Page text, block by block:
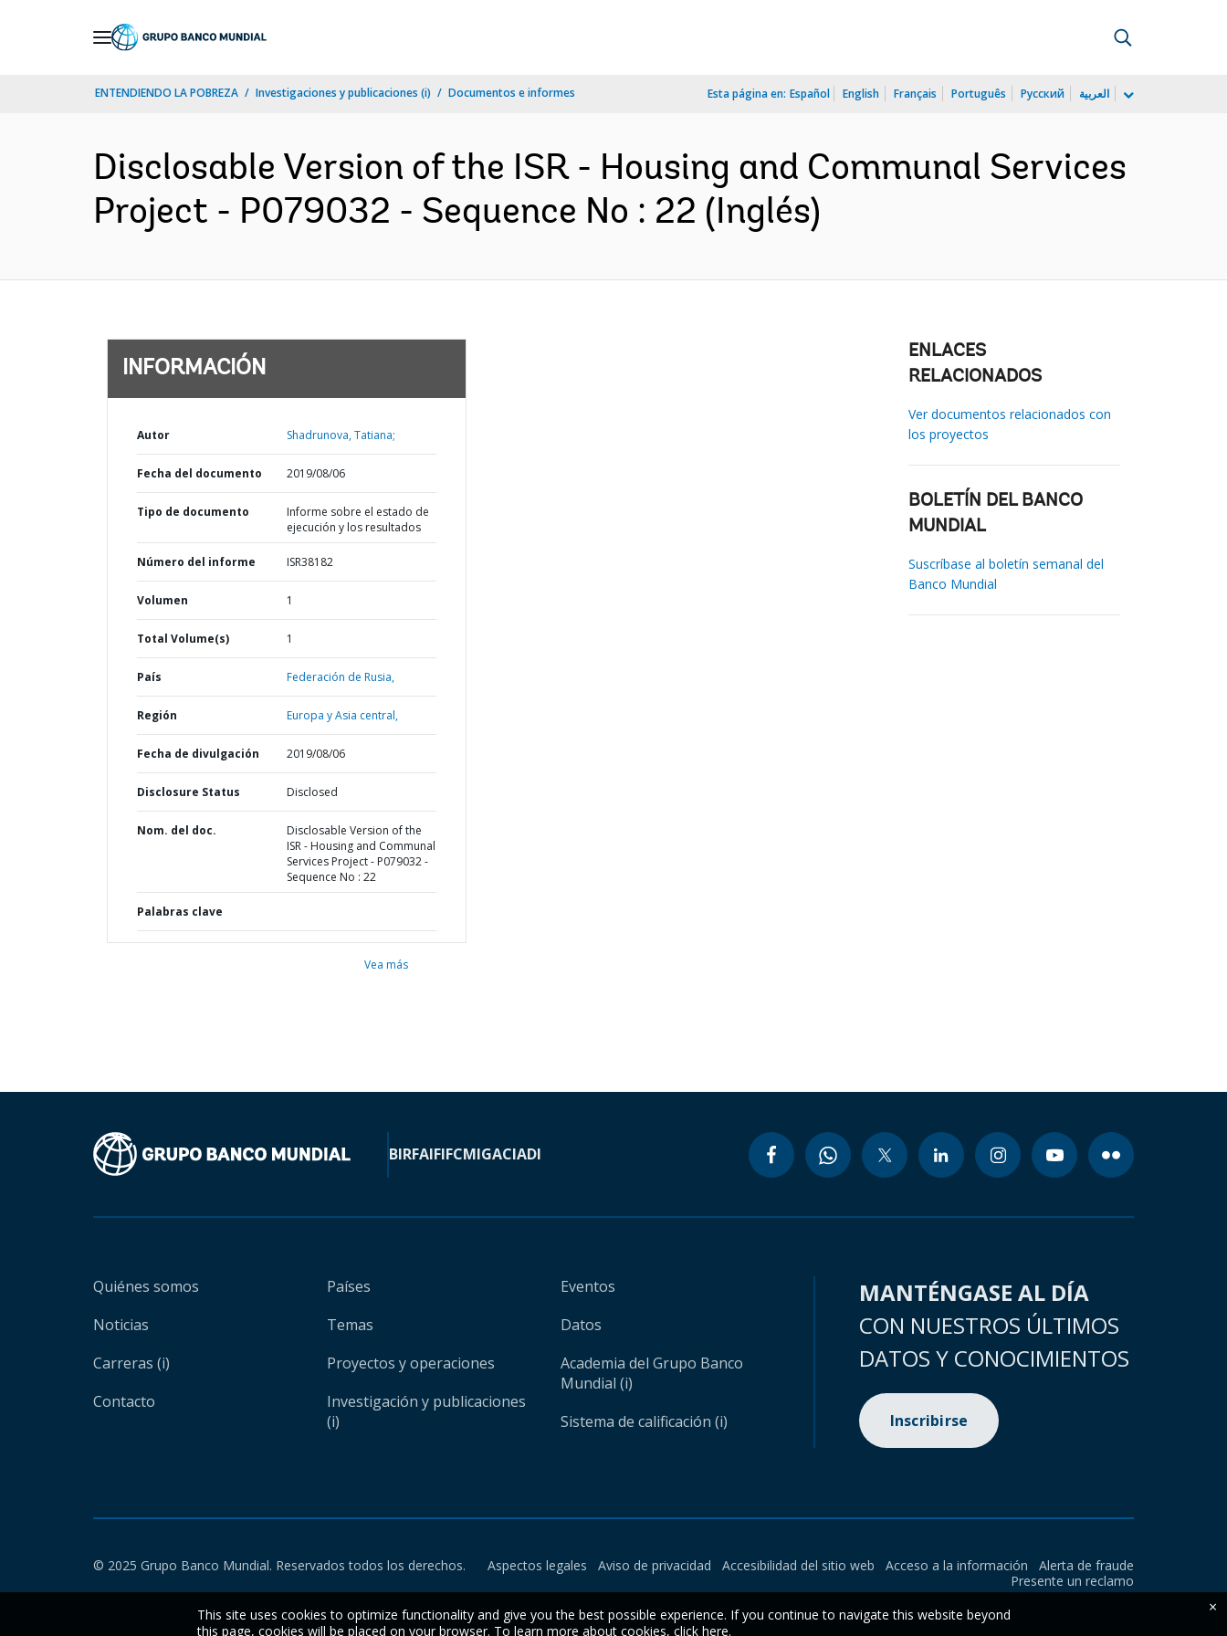
ENTENDIENDO LA POBREZA Investigaciones y publicaciones (i) Documentos e informes Esta página en: Español English Français Português Русский العربية
Disclosable Version of the ISR - Housing and Communal Services
Project - P079032 - Sequence No : 22 (Inglés)
INFORMACIÓN
Autor Shadrunova, Tatiana;
Fecha del documento 2019/08/06
Tipo de documento
Informe sobre el estado de
ejecución y los resultados
Número del informe ISR38182
Volumen 1
Total Volume(s) 1
País Federación de Rusia,
Región Europa y Asia central,
Fecha de divulgación 2019/08/06
Disclosure Status Disclosed
Nom. del doc.
Disclosable Version of the
ISR - Housing and Communal
Services Project - P079032 -
Sequence No : 22
Palabras clave
Vea más
ENLACES
RELACIONADOS
Ver documentos relacionados con
los proyectos
BOLETÍN DEL BANCO
MUNDIAL
Suscríbase al boletín semanal del
Banco Mundial
BIRFAIFIFCMIGACIADI
Quiénes somos
Noticias
Carreras (i)
Contacto
Países
Temas
Proyectos y operaciones
Investigación y publicaciones
(i)
Eventos
Datos
Academia del Grupo Banco
Mundial (i)
Sistema de calificación (i)
MANTÉNGASE AL DÍA
CON NUESTROS ÚLTIMOS
DATOS Y CONOCIMIENTOS
Inscribirse
© 2025 Grupo Banco Mundial. Reservados todos los derechos. Aspectos legales Aviso de privacidad Accesibilidad del sitio web Acceso a la información
Alerta de fraude
Presente un reclamo
This site uses cookies to optimize functionality and give you the best possible experience. If you continue to navigate this website beyond
this page, cookies will be placed on your browser. To learn more about cookies, click here.
×